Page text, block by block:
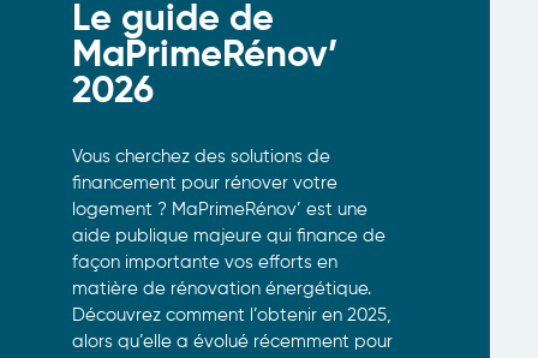
Le guide de
MaPrimeRénov’
2026
Vous cherchez des solutions de
financement pour rénover votre
logement ? MaPrimeRénov’ est une
aide publique majeure qui finance de
façon importante vos efforts en
matière de rénovation énergétique.
Découvrez comment l’obtenir en 2025,
alors qu’elle a évolué récemment pour